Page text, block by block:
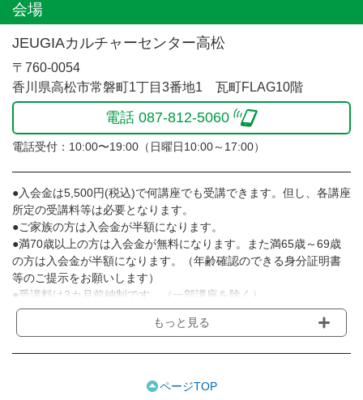
会場
JEUGIAカルチャーセンター高松
〒760-0054
香川県高松市常磐町1丁目3番地1 瓦町FLAG10階
電話 087-812-5060
電話受付：10:00〜19:00（日曜日10:00～17:00）
●入会金は5,500円(税込)で何講座でも受講できます。但し、各講座
所定の受講料等は必要となります。
●ご家族の方は入会金が半額になります。
●満70歳以上の方は入会金が無料になります。また満65歳～69歳
の方は入会金が半額になります。（年齢確認のできる身分証明書
等のご提示をお願いします）
●受講料は3カ月前納制です。（一部講座を除く）
●受講料には運営費として１講座につき月額770円(税込)が含まれ
ております。また一部の講座では別途傷害保険料も含まれており
用は含まれておりません。
もっと見る
ページTOP